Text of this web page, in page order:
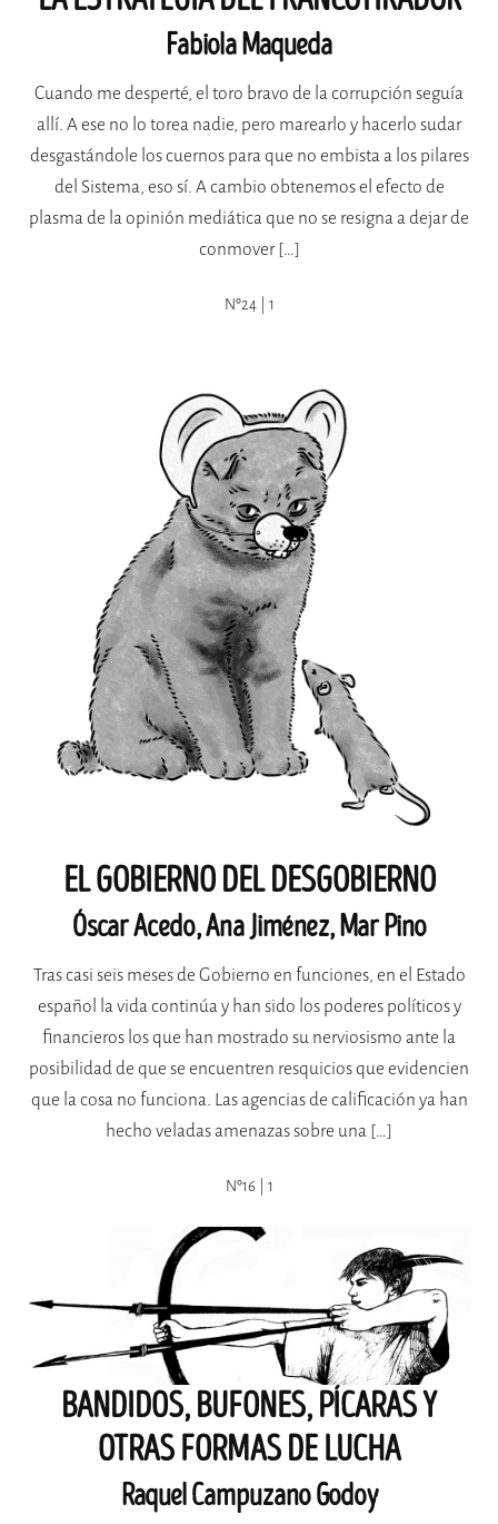
Fabiola Maqueda
Cuando me desperté, el toro bravo de la corrupción seguía
allí. A ese no lo torea nadie, pero marearlo y hacerlo sudar
desgastándole los cuernos para que no embista a los pilares
del Sistema, eso sí. A cambio obtenemos el efecto de
plasma de la opinión mediática que no se resigna a dejar de
conmover […]
Nº24 | 1
EL GOBIERNO DEL DESGOBIERNO
Óscar Acedo, Ana Jiménez, Mar Pino
Tras casi seis meses de Gobierno en funciones, en el Estado
español la vida continúa y han sido los poderes políticos y
financieros los que han mostrado su nerviosismo ante la
posibilidad de que se encuentren resquicios que evidencien
que la cosa no funciona. Las agencias de calificación ya han
hecho veladas amenazas sobre una […]
Nº16 | 1
BANDIDOS, BUFONES, PÍCARAS Y
OTRAS FORMAS DE LUCHA
Raquel Campuzano Godoy